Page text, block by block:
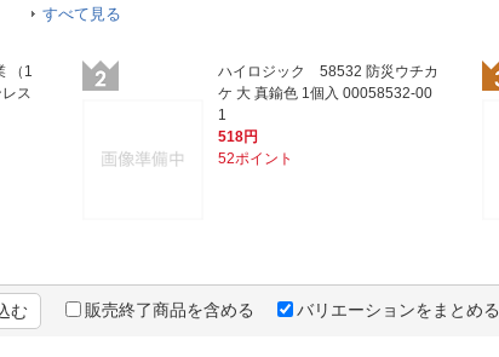
ート
すべて見る
（1
ス
ハイロジック 58532 防災ウチカ
ケ 大 真鍮色 1個入 00058532-00
1
518円
52ポイント
む 販売終了商品を含める バリエーションをまとめる